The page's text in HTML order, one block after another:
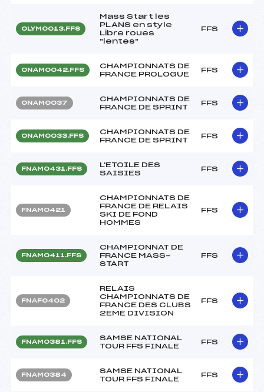
OLYM0013.FFS
Mass Start les
PLANS en style
Libre roues
"lentes"
FFS
ONAM0042.FFS
CHAMPIONNATS DE
FRANCE PROLOGUE
FFS
ONAM0037
CHAMPIONNATS DE
FRANCE DE SPRINT
FFS
ONAM0033.FFS
CHAMPIONNATS DE
FRANCE DE SPRINT
FFS
FNAM0431.FFS
L'ETOILE DES
SAISIES
FFS
FNAM0421
CHAMPIONNATS DE
FRANCE DE RELAIS
SKI DE FOND
HOMMES
FFS
FNAM0411.FFS
CHAMPIONNAT DE
FRANCE MASS-
START
FFS
FNAF0402
RELAIS
CHAMPIONNATS DE
FRANCE DES CLUBS
2EME DIVISION
FFS
FNAM0381.FFS
SAMSE NATIONAL
TOUR FFS FINALE
FFS
FNAM0384
SAMSE NATIONAL
TOUR FFS FINALE
FFS